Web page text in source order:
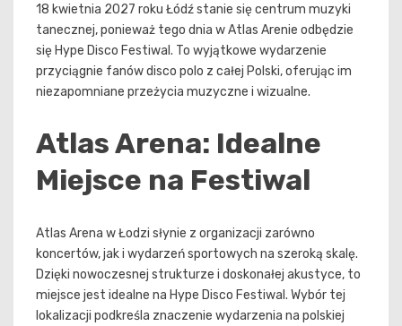
18 kwietnia 2027 roku Łódź stanie się centrum muzyki
tanecznej, ponieważ tego dnia w Atlas Arenie odbędzie
się Hype Disco Festiwal. To wyjątkowe wydarzenie
przyciągnie fanów disco polo z całej Polski, oferując im
niezapomniane przeżycia muzyczne i wizualne.
Atlas Arena: Idealne
Miejsce na Festiwal
Atlas Arena w Łodzi słynie z organizacji zarówno
koncertów, jak i wydarzeń sportowych na szeroką skalę.
Dzięki nowoczesnej strukturze i doskonałej akustyce, to
miejsce jest idealne na Hype Disco Festiwal. Wybór tej
lokalizacji podkreśla znaczenie wydarzenia na polskiej